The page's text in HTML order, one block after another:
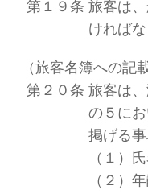
第１９条 旅客は
ければな
（旅客名簿への記載
第２０条 旅客は
の５に
掲げる
（１）
（２）